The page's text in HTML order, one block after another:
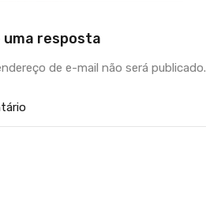
uma resposta
de e-mail não será publicado.